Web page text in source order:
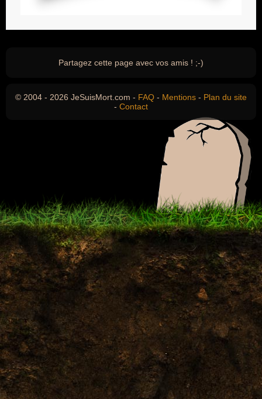
Partagez cette page avec vos amis ! ;-)
© 2004 - 2026 JeSuisMort.com - FAQ - Mentions - Plan du site
- Contact